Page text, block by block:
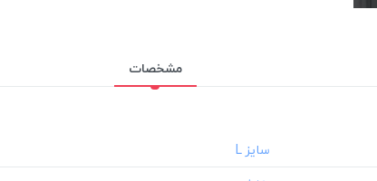
کژوال/ اسپرتمشخصات